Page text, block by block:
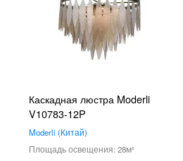
Каскадная люстра Moderli
V10783-12P
Moderli Китай
28